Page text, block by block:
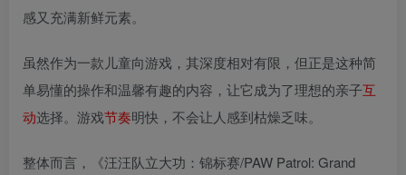
感又充满新鲜元素。
虽然作为一款儿童向游戏，其深度相对有限，但正是这种简
单易懂的操作和温馨有趣的内容，让它成为了理想的亲子互
动选择。游戏节奏明快，不会让人感到枯燥乏味。
整体而言，《汪汪队立大功：锦标赛/PAW Patrol: Grand